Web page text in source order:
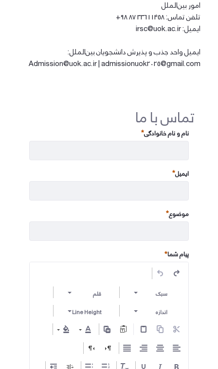
امور بین‌الملل
تلفن تماس: 33611458 87 98+
ایمیل: irsc@uok.ac.ir
ایمیل واحد جذب و پذیرش دانشجویان بین‌الملل:
Admission@uok.ac.ir | admissionuok2025@gmail.com
تماس با ما
نام و نام خانوادگی
ایمیل
موضوع
پیام شما
سبک
قلم
اندازه
Line Height